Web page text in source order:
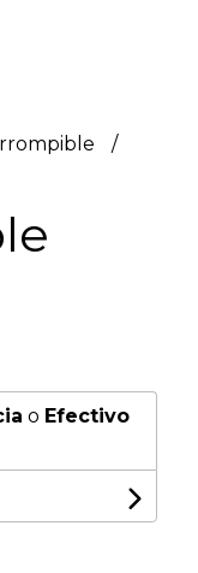
o Efectivo